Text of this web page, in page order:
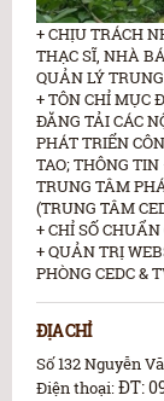
+ CHỊU TRÁCH
THẠC SĨ, NHÀ
QUẢN LÝ
+ TÔN CHỈ MỤC
ĐĂNG TẢI CÁC
PHÁT TRIỂN
TAO; THÔNG
TRUNG TÂM
(TRUNG TÂM
+ CHỈ SỐ CHUẨN
+ QUẢN TRỊ
PHÒNG CEDC &
ĐỊA CHỈ
Số 132 Nguyễn
Điện thoại:ĐT: